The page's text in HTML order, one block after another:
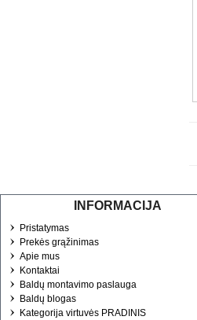
INFORMACIJA
Pristatymas
Prekės grąžinimas
Apie mus
Kontaktai
Baldų montavimo paslauga
Baldų blogas
Kategorija virtuvės PRADINIS